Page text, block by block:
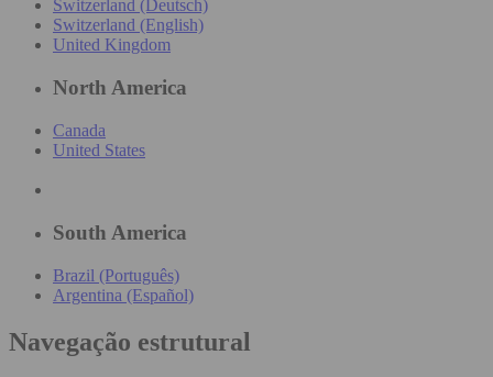
Switzerland (Deutsch)
Switzerland (English)
United Kingdom
North America
Canada
United States
South America
Brazil (Português)
Argentina (Español)
Navegação estrutural